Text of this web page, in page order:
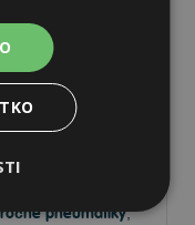
výber
,
pneumatiky,